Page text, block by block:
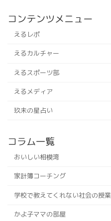
コンテンツメニュー
えるレポ
えるカルチャー
えるスポーツ部
えるメディア
玖未の星占い
コラム一覧
おいしい相模湾
家計簿コーチング
学校で教えてくれない社会の授業
かよ子ママの部屋